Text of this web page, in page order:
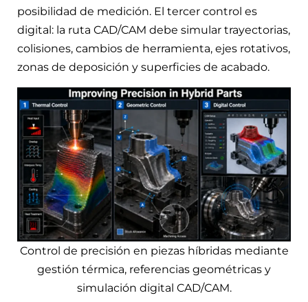
posibilidad de medición. El tercer control es
digital: la ruta CAD/CAM debe simular trayectorias,
colisiones, cambios de herramienta, ejes rotativos,
zonas de deposición y superficies de acabado.
Control de precisión en piezas híbridas mediante
gestión térmica, referencias geométricas y
simulación digital CAD/CAM.